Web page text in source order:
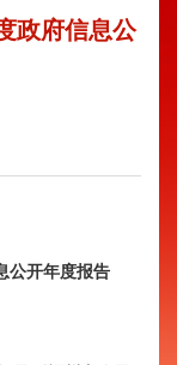
政府信息公
公开年度报告